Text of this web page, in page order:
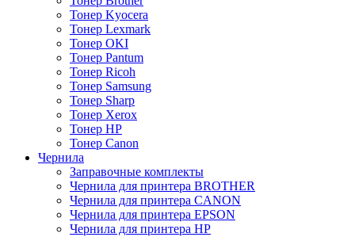
Тонер Kyocera
Тонер Lexmark
Тонер OKI
Тонер Pantum
Тонер Ricoh
Тонер Samsung
Тонер Sharp
Тонер Xerox
Тонер НР
Тонер Саnon
Чернила
Заправочные комплекты
Чернила для принтера BROTHER
Чернила для принтера CANON
Чернила для принтера EPSON
Чернила для принтера HP